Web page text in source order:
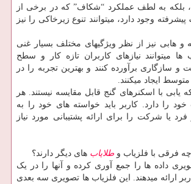
بلکه به لطف عملکرد “شکاف” که در برخی از
پیشرفته وجود دارد، میتوانند تنوع زیرخاکی را نیز
هابی نیز از نظر ویژگیهای مختلف بسیار غنی
ها میتوانند نیازهای کاربران تازه کار و سطح
سازگاری برآورده کنند و بهترین تجربه را در
ایجاد میکنند.
یابی با اسکنرهای گنج قابل مقایسه نیستند. هر
را دارد. کاربر باید خواسته های خود را به
یا شرکت را برای ارائه پشتیبانی مورد نیاز
چه فرقی با فلزیاب و طلایاب های دیگر دارند؟
داده ها را جمع آوری کرده و آنها را در یک
ارائه میدهند. این فلزیاب ها تصویری سه بعدی